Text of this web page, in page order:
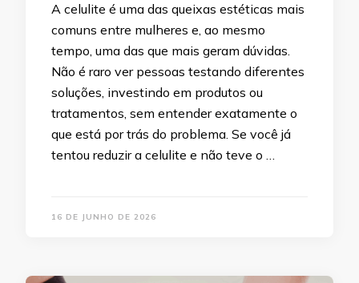
A celulite é uma das queixas estéticas mais
comuns entre mulheres e, ao mesmo
tempo, uma das que mais geram dúvidas.
Não é raro ver pessoas testando diferentes
soluções, investindo em produtos ou
tratamentos, sem entender exatamente o
que está por trás do problema. Se você já
tentou reduzir a celulite e não teve o …
16 DE JUNHO DE 2026